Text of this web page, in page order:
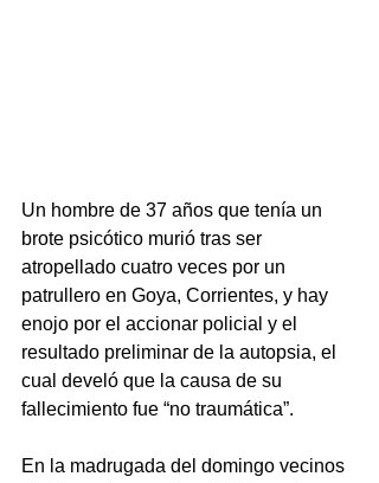
Un hombre de 37 años que tenía un
brote psicótico murió tras ser
atropellado cuatro veces por un
patrullero en Goya, Corrientes, y hay
enojo por el accionar policial y el
resultado preliminar de la autopsia, el
cual develó que la causa de su
fallecimiento fue “no traumática”.
En la madrugada del domingo vecinos